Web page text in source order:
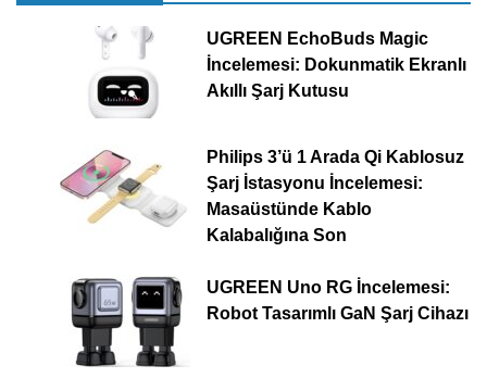
UGREEN EchoBuds Magic
İncelemesi: Dokunmatik Ekranlı
Akıllı Şarj Kutusu
Philips 3’ü 1 Arada Qi Kablosuz
Şarj İstasyonu İncelemesi:
Masaüstünde Kablo
Kalabalığına Son
UGREEN Uno RG İncelemesi:
Robot Tasarımlı GaN Şarj Cihazı